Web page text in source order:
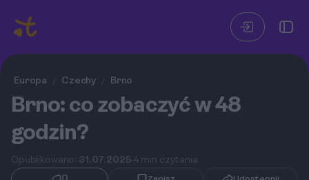
Europa / Czechy / Brno
Brno: co zobaczyć w 48
godzin?
Opublikowano: 31.07.2025 4 min czytania